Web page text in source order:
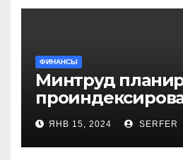
ФИНАНСЫ
Минтруд
более 40 выплат
компенсаций
ЯНВ 15, 2024 SERFER